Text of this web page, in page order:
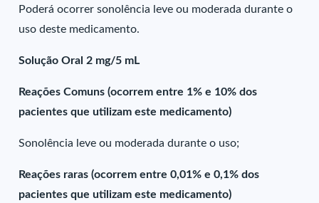
Poderá ocorrer sonolência leve ou moderada durante o
uso deste medicamento.
Solução Oral 2 mg/5 mL
Reações Comuns (ocorrem entre 1% e 10% dos
pacientes que utilizam este medicamento)
Sonolência leve ou moderada durante o uso;
Reações raras (ocorrem entre 0,01% e 0,1% dos
pacientes que utilizam este medicamento)